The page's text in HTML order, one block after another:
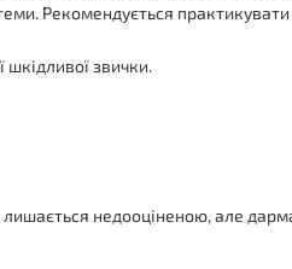
Рекомендується
шкідливої звички.
недооціненою, але